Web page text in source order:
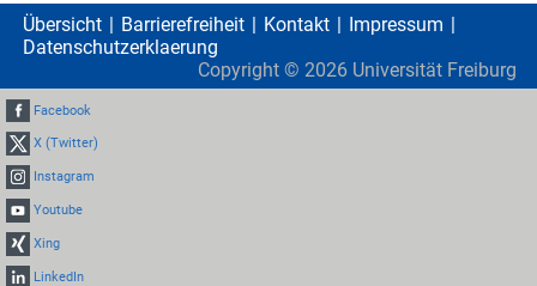
Übersicht Barrierefreiheit Kontakt
Impressum
Datenschutzerklaerung
Copyright © 2026 Universität Freiburg
Facebook
X (Twitter)
Instagram
Youtube
Xing
LinkedIn